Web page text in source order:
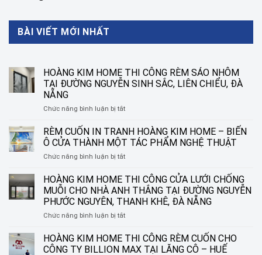
BÀI VIẾT MỚI NHẤT
HOÀNG KIM HOME THI CÔNG RÈM SÁO NHÔM
TẠI ĐƯỜNG NGUYỄN SINH SẮC, LIÊN CHIỂU, ĐÀ
NẴNG
Chức năng bình luận bị tắtở
KIM
HOME
THI
CÔNG
SÁO
NHÔM
TẠI
ĐƯỜNG
NGUYỄN
SẮC,
LIÊN
RÈM CUỐN IN TRANH HOÀNG KIM HOME – BIẾN
Ô CỬA THÀNH MỘT TÁC PHẨM NGHỆ THUẬT
Chức năng bình luận bị tắtở
CUỐN
IN
TRANH
HOÀNG
KIM
–
BIẾN
HOÀNG KIM HOME THI CÔNG CỬA LƯỚI CHỐNG
MUỖI CHO NHÀ ANH THẮNG TẠI ĐƯỜNG NGUYỄN
PHƯỚC NGUYÊN, THANH KHÊ, ĐÀ NẴNG
Chức năng bình luận bị tắtở
KIM
HOME
HOÀNG KIM HOME THI CÔNG RÈM CUỐN CHO
CÔNG TY BILLION MAX TẠI LĂNG CÔ – HUẾ